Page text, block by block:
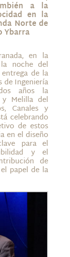
a la
en la
Norte de
Ybarra
en la
noche del
de la
de Ingeniería
años la
y Melilla del
Canales y
celebrando
de estos
en el diseño
para el
y el
de
papel de la